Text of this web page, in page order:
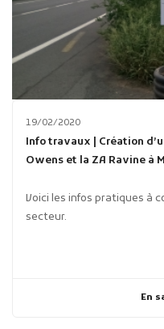
19/02/2020
Info travaux | Création
Owens et la ZA Ravine à
Voici les infos pratiques à
secteur.
En